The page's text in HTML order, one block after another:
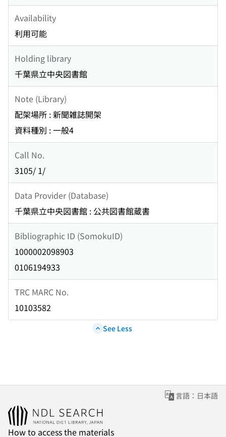
Availability
利用可能
Holding library
千葉県立中央図書館
Note (Library)
配架場所 : 新聞雑誌開架
資料種別 : 一般4
Call No.
3105/ 1/
Data Provider (Database)
千葉県立中央図書館 : 公共図書館蔵書
Bibliographic ID (SomokuID)
1000002098903
0106194933
TRC MARC No.
10103582
See Less
言語：日本語
How to access the materials